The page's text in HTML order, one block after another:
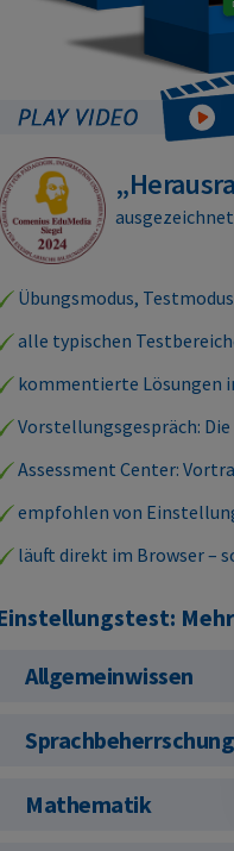
Übungsmodus,
alle typischen
kommentierte Lösungen
Vorstellungsgespräch:
Assessment Center:
empfohlen von
läuft direkt im Browser –
Mehr
Allgemeinwissen
Sprachbeherrschung
Mathematik